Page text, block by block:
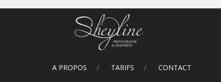
A PROPOS TARIFS CONTACT